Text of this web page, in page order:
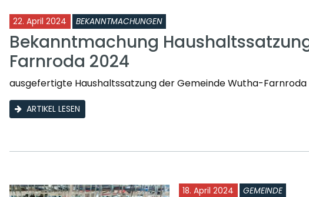
22. April 2024 BEKANNTMACHUNGEN
Bekanntmachung
Farnroda 2024
ausgefertigte Haushaltssatzung der Gemeinde Wutha-Farnroda
ARTIKEL LESEN
18. April 2024 GEMEINDE